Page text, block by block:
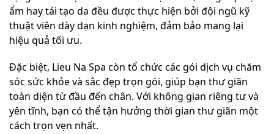
ẩm hay tái tạo da đều được thực hiện bởi đội ngũ kỹ
thuật viên dày dạn kinh nghiệm, đảm bảo mang lại
hiệu quả tối ưu.
Đặc biệt, Lieu Na Spa còn tổ chức các gói dịch vụ chăm
sóc sức khỏe và sắc đẹp trọn gói, giúp bạn thư giãn
toàn diện từ đầu đến chân. Với không gian riêng tư và
yên tĩnh, bạn có thể tận hưởng thời gian thư giãn một
cách trọn vẹn nhất.